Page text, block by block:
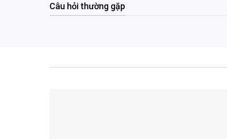
Câu hỏi thường gặp